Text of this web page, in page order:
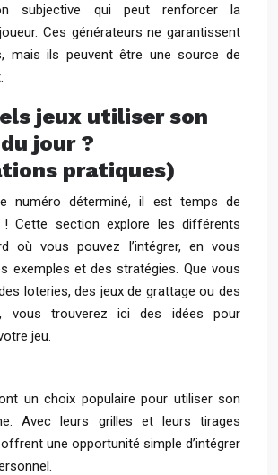
subjective qui peut renforcer la
Ces générateurs ne garantissent
mais ils peuvent être une source de
jeux utiliser son
jour ?
pratiques)
numéro déterminé, il est temps de
! Cette section explore les différents
où vous pouvez l’intégrer, en vous
exemples et des stratégies. Que vous
loteries, des jeux de grattage ou des
vous trouverez ici des idées pour
jeu.
un choix populaire pour utiliser son
Avec leurs grilles et leurs tirages
une opportunité simple d’intégrer